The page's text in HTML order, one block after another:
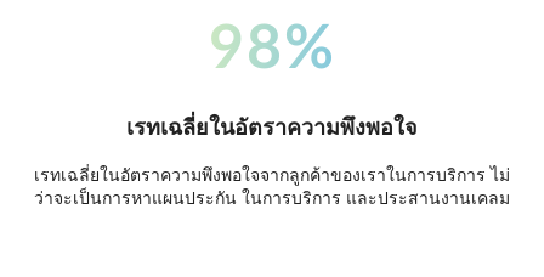
98%
เรทเฉลี่ยในอัตราความพึงพอใจ
เรทเฉลี่ยในอัตราความพึงพอใจจากลูกค้าของเราในการบริการ ไม่
ว่าจะเป็นการหาแผนประกัน ในการบริการ และประสานงานเคลม